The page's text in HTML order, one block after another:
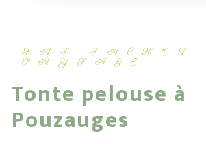
SAS SACHOT
PAYSAGE
Tonte pelouse à
Pouzauges